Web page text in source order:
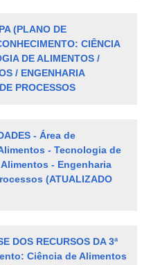
(PLANO DE
CIÊNCIA
DE ALIMENTOS /
/ ENGENHARIA
PROCESSOS
- Área de
- Tecnologia de
- Engenharia
(ATUALIZADO
DOS RECURSOS DA 3ª
Ciência de Alimentos